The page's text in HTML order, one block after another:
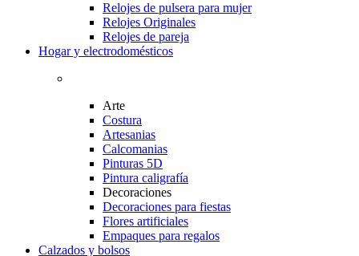
Relojes de pulsera para mujer
Relojes Originales
Relojes de pareja
Hogar y electrodomésticos
Arte
Costura
Artesanias
Calcomanias
Pinturas 5D
Pintura caligrafía
Decoraciones
Decoraciones para fiestas
Flores artificiales
Empaques para regalos
Calzados y bolsos